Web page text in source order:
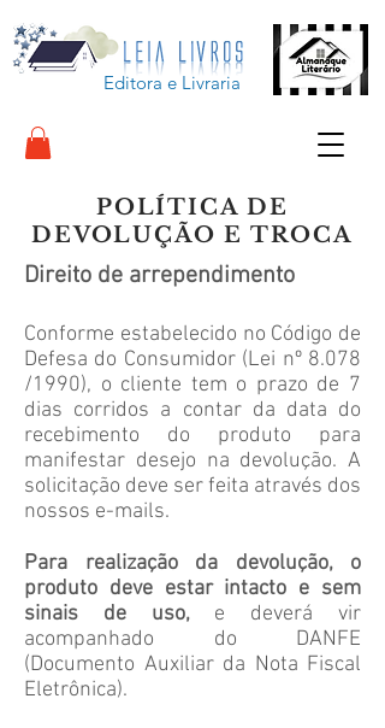
Editora e Livraria
POLÍTICA DE
DEVOLUÇÃO E TROCA
Direito de arrependimento
Conforme estabelecido no Código de
Defesa do Consumidor (Lei nº 8.078
/1990), o cliente tem o prazo de 7
dias corridos a contar da data do
recebimento do produto para
manifestar desejo na devolução. A
solicitação deve ser feita através dos
nossos e-mails.
Para realização da devolução, o
produto deve estar intacto e sem
sinais de uso,e deverá vir
acompanhado do DANFE
(Documento Auxiliar da Nota Fiscal
Eletrônica).